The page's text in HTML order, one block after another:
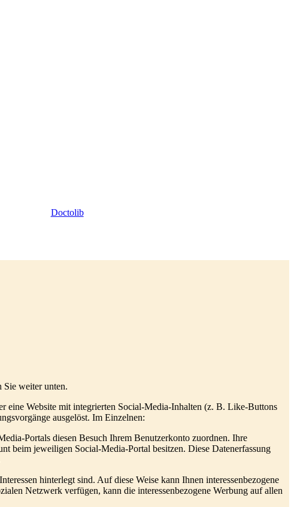
Doctolib
weiter unten.
eine Website mit integrierten Social-Media-Inhalten (z. B. Like-Buttons
ausgelöst. Im Einzelnen:
Portals diesen Besuch Ihrem Benutzerkonto zuordnen. Ihre
beim jeweiligen Social-Media-Portal besitzen. Diese Datenerfassung
hinterlegt sind. Auf diese Weise kann Ihnen interessenbezogene
Netzwerk verfügen, kann die interessenbezogene Werbung auf allen